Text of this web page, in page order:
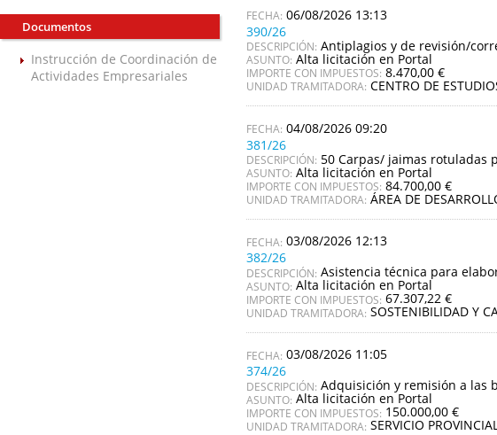
Documentos
Instrucción de Coordinación de
Actividades Empresariales
06/08/2026 13:13
390/26
DESCRIPCIÓN: Antiplagios y de revisión/
ASUNTO: Alta licitación en Portal
IMPORTE CON IMPUESTOS: 8.470,00 €
UNIDAD TRAMITADORA: CENTRO DE
04/08/2026 09:20
381/26
DESCRIPCIÓN: 50 Carpas/ jaimas rotuladas
ASUNTO: Alta licitación en Portal
IMPORTE CON IMPUESTOS: 84.700,00 €
UNIDAD TRAMITADORA: ÁREA DE
03/08/2026 12:13
382/26
DESCRIPCIÓN: Asistencia técnica para
ASUNTO: Alta licitación en Portal
IMPORTE CON IMPUESTOS: 67.307,22 €
UNIDAD TRAMITADORA: SOSTENIBILIDAD Y
03/08/2026 11:05
374/26
DESCRIPCIÓN: Adquisición y remisión a las
ASUNTO: Alta licitación en Portal
IMPORTE CON IMPUESTOS: 150.000,00 €
UNIDAD TRAMITADORA: SERVICIO